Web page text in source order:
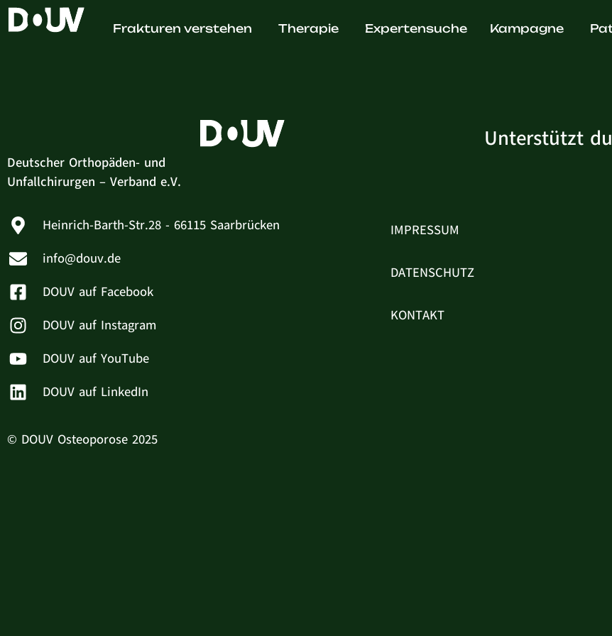
Frakturen verstehen Therapie Expertensuche Kampagne
Dr. med.
Deutscher Orthopäden- und
Unfallchirurgen – Verband e.V.
Unterstützt
Heinrich-Barth-Str.28 - 66115 Saarbrücken
info@douv.de
DOUV auf Facebook
DOUV auf Instagram
DOUV auf YouTube
DOUV auf LinkedIn
IMPRESSUM
DATENSCHUTZ
KONTAKT
© DOUV Osteoporose 2025